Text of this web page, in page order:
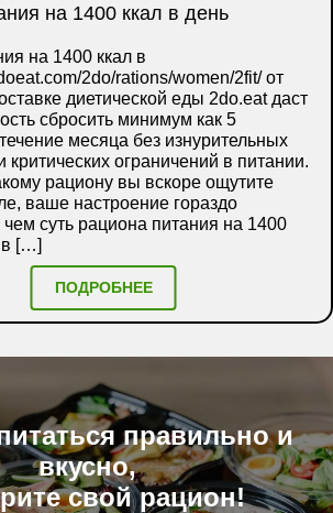
на 1400 ккал в день
на 1400 ккал в
2do/rations/women/2fit/ от
диетической еды 2do.eat даст
сбросить минимум как 5
месяца без изнурительных
критических ограничений в питании.
рациону вы вскоре ощутите
ваше настроение гораздо
суть рациона питания на 1400
в […]
ПОДРОБНЕЕ
правильно и
вкусно,
свой рацион!